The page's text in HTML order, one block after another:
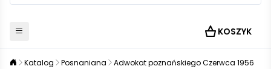
KOSZYK
Katalog Posnaniana Adwokat poznańskiego Czerwca 1956